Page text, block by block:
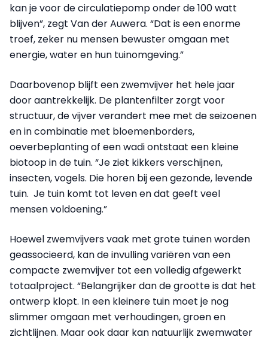
kan je voor de circulatiepomp onder de 100 watt
blijven”, zegt Van der Auwera. “Dat is een enorme
troef, zeker nu mensen bewuster omgaan met
energie, water en hun tuinomgeving.”
Daarbovenop blijft een zwemvijver het hele jaar
door aantrekkelijk. De plantenfilter zorgt voor
structuur, de vijver verandert mee met de seizoenen
en in combinatie met bloemenborders,
oeverbeplanting of een wadi ontstaat een kleine
biotoop in de tuin. “Je ziet kikkers verschijnen,
insecten, vogels. Die horen bij een gezonde, levende
tuin. ​ Je tuin komt tot leven en dat geeft veel
mensen voldoening.”
Hoewel zwemvijvers vaak met grote tuinen worden
geassocieerd, kan de invulling variëren van een
compacte zwemvijver tot een volledig afgewerkt
totaalproject. “Belangrijker dan de grootte is dat het
ontwerp klopt. In een kleinere tuin moet je nog
slimmer omgaan met verhoudingen, groen en
zichtlijnen. Maar ook daar kan natuurlijk zwemwater